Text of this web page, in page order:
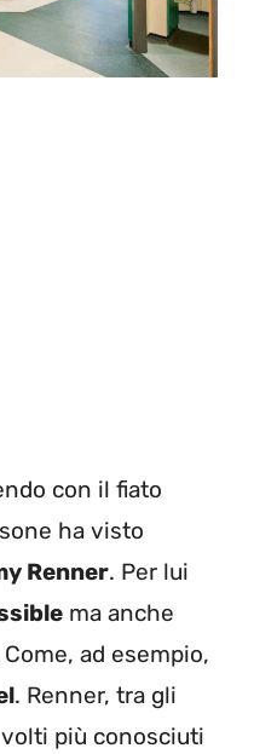
con il fiato
ha visto
Renner. Per lui
ma anche
ad esempio,
. Renner, tra gli
più conosciuti